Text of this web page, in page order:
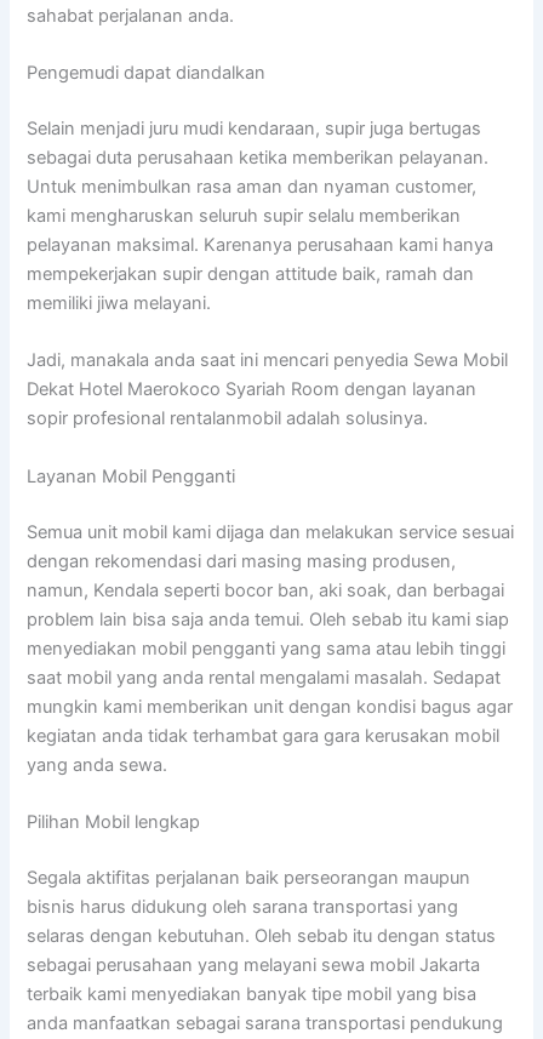
sahabat perjalanan anda.
Pengemudi dapat diandalkan
Selain menjadi juru mudi kendaraan, supir juga bertugas
sebagai duta perusahaan ketika memberikan pelayanan.
Untuk menimbulkan rasa aman dan nyaman customer,
kami mengharuskan seluruh supir selalu memberikan
pelayanan maksimal. Karenanya perusahaan kami hanya
mempekerjakan supir dengan attitude baik, ramah dan
memiliki jiwa melayani.
Jadi, manakala anda saat ini mencari penyedia Sewa Mobil
Dekat Hotel Maerokoco Syariah Room dengan layanan
sopir profesional rentalanmobil adalah solusinya.
Layanan Mobil Pengganti
Semua unit mobil kami dijaga dan melakukan service sesuai
dengan rekomendasi dari masing masing produsen,
namun, Kendala seperti bocor ban, aki soak, dan berbagai
problem lain bisa saja anda temui. Oleh sebab itu kami siap
menyediakan mobil pengganti yang sama atau lebih tinggi
saat mobil yang anda rental mengalami masalah. Sedapat
mungkin kami memberikan unit dengan kondisi bagus agar
kegiatan anda tidak terhambat gara gara kerusakan mobil
yang anda sewa.
Pilihan Mobil lengkap
Segala aktifitas perjalanan baik perseorangan maupun
bisnis harus didukung oleh sarana transportasi yang
selaras dengan kebutuhan. Oleh sebab itu dengan status
sebagai perusahaan yang melayani sewa mobil Jakarta
terbaik kami menyediakan banyak tipe mobil yang bisa
anda manfaatkan sebagai sarana transportasi pendukung